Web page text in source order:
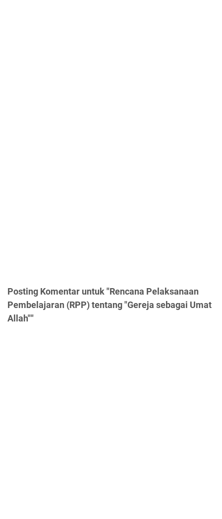
Posting Komentar untuk "Rencana Pelaksanaan
Pembelajaran (RPP) tentang "Gereja sebagai Umat
Allah""